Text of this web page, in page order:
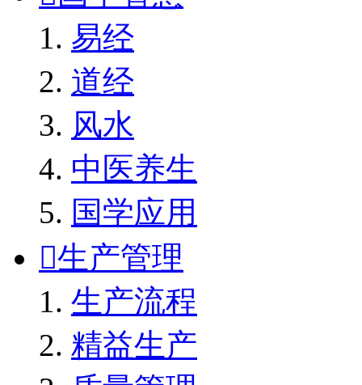
易经
道经
风水
中医养生
国学应用
生产管理
生产流程
精益生产